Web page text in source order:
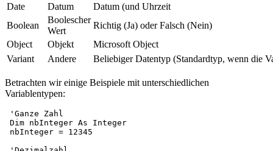
Date
Datum
Datum (und Uhrzeit
Boolean
Boolescher
Wert
Richtig (Ja) oder Falsch (Nein)
Object
Objekt
Microsoft Object
Variant
Andere Beliebiger Datentyp (Standardtyp, wenn die
Betrachten wir einige Beispiele mit unterschiedlichen
Variablentypen:
'Ganze Zahl
Dim nbInteger As Integer
nbInteger = 12345